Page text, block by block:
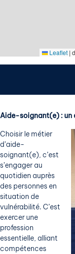
Aide-soignant(e) : un
Choisir le métier
d’aide-
soignant(e), c’est
s’engager au
quotidien auprès
des personnes en
situation de
vulnérabilité. C’est
exercer une
profession
essentielle, alliant
compétences
Leaflet |